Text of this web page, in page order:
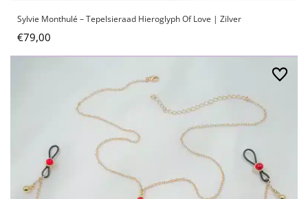
Sylvie Monthulé – Tepelsieraad Hieroglyph Of Love | Zilver
€79,00